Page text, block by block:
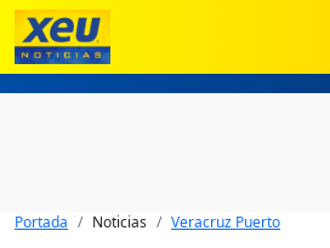
Portada Noticias Veracruz Puerto